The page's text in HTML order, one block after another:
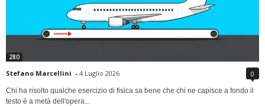
280
Stefano Marcellini - 4 Luglio 2026 0
Chi ha risolto qualche esercizio di fisica sa bene che chi ne capisce a fondo il
testo è a metà dell'opera...